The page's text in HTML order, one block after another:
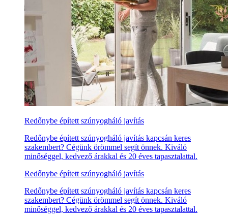
Redőnybe épített szúnyogháló javítás
Redőnybe épített szúnyogháló javítás kapcsán keres
szakembert? Cégünk örömmel segít önnek. Kiváló
minőséggel, kedvező árakkal és 20 éves tapasztalattal.
Redőnybe épített szúnyogháló javítás
Redőnybe épített szúnyogháló javítás kapcsán keres
szakembert? Cégünk örömmel segít önnek. Kiváló
minőséggel, kedvező árakkal és 20 éves tapasztalattal.